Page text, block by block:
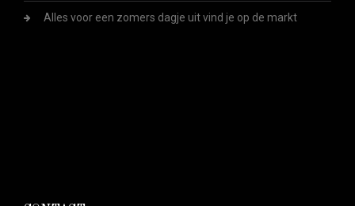
Alles voor een zomers dagje uit vind je op de markt